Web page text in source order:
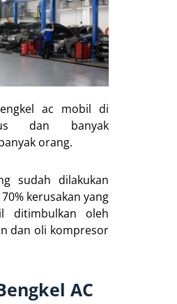
ac mobil di
dan banyak
orang.
sudah dilakukan
kerusakan yang
ditimbulkan oleh
dan oli kompresor
AC